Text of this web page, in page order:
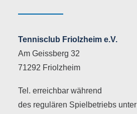
Tennisclub Friolzheim e.V.
Am Geissberg 32
71292 Friolzheim
Tel. erreichbar während
des regulären Spielbetriebs unter